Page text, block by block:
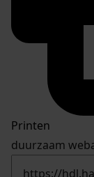
Printen
duurzaam